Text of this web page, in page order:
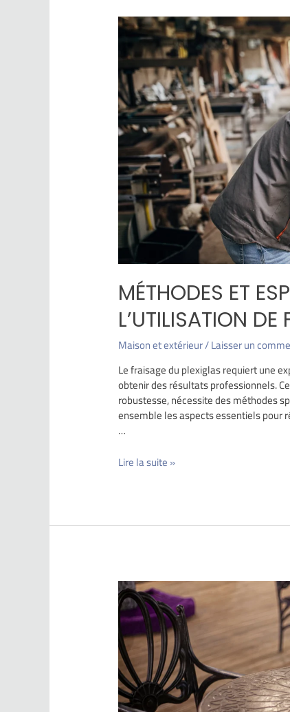
MÉTHODES ET
L’UTILISATION DE
Maison et extérieur/Laisser un
Le fraisage du plexiglas requiert une
obtenir des résultats professionnels.
robustesse, nécessite des méthodes
ensemble les aspects essentiels pour
…
Lire la suite »